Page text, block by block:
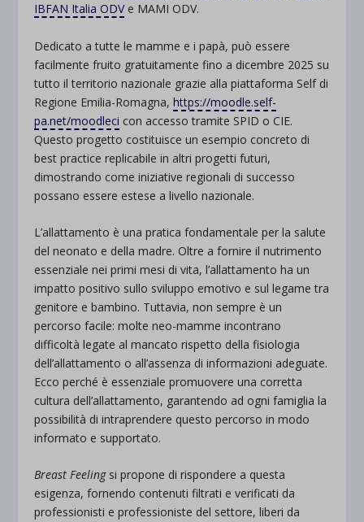
IBFAN Italia ODVe MAMI ODV.
Dedicato a tutte le mamme e i papà, può essere
facilmente fruito gratuitamente fino a dicembre 2025 su
tutto il territorio nazionale grazie alla piattaforma Self di
Regione Emilia-Romagna,https://moodle.self-
pa.net/moodleci con accesso tramite SPID o CIE.
Questo progetto costituisce un esempio concreto di
best practice replicabile in altri progetti futuri,
dimostrando come iniziative regionali di successo
possano essere estese a livello nazionale.
L’allattamento è una pratica fondamentale per la salute
del neonato e della madre. Oltre a fornire il nutrimento
essenziale nei primi mesi di vita, l’allattamento ha un
impatto positivo sullo sviluppo emotivo e sul legame tra
genitore e bambino. Tuttavia, non sempre è un
percorso facile: molte neo-mamme incontrano
difficoltà legate al mancato rispetto della fisiologia
dell’allattamento o all’assenza di informazioni adeguate.
Ecco perché è essenziale promuovere una corretta
cultura dell’allattamento, garantendo ad ogni famiglia la
possibilità di intraprendere questo percorso in modo
informato e supportato.
Breast Feelingsi propone di rispondere a questa
esigenza, fornendo contenuti filtrati e verificati da
professionisti e professioniste del settore, liberi da